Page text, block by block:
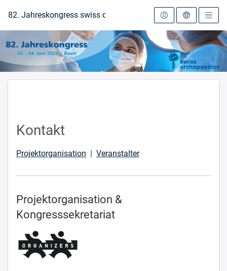
Zur Startseite
82. Jahreskongress swiss orthopaedics 2022
Kontakt
Projektorganisation | Veranstalter
Projektorganisation &
Kongresssekretariat